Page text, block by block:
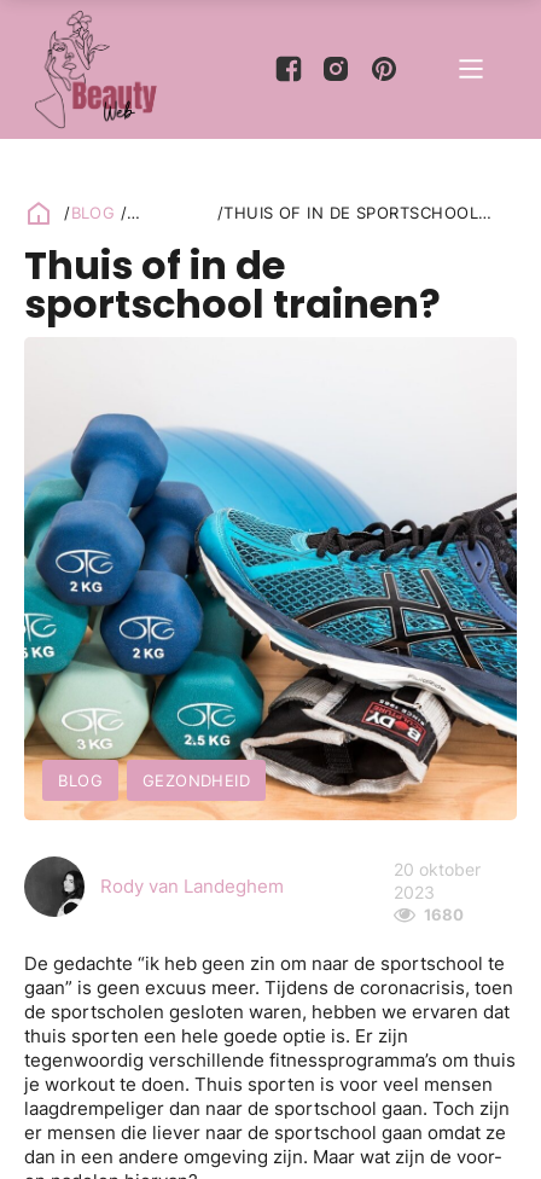
/BLOG /
/THUIS OF IN DE SPORTSCHOOL
Thuis of in de
sportschool trainen?
BLOG GEZONDHEID
Rody van Landeghem
20 oktober
2023
1680
De gedachte “ik heb geen zin om naar de sportschool te
gaan” is geen excuus meer. Tijdens de coronacrisis, toen
de sportscholen gesloten waren, hebben we ervaren dat
thuis sporten een hele goede optie is. Er zijn
tegenwoordig verschillende fitnessprogramma’s om thuis
je workout te doen. Thuis sporten is voor veel mensen
laagdrempeliger dan naar de sportschool gaan. Toch zijn
er mensen die liever naar de sportschool gaan omdat ze
dan in een andere omgeving zijn. Maar wat zijn de voor-